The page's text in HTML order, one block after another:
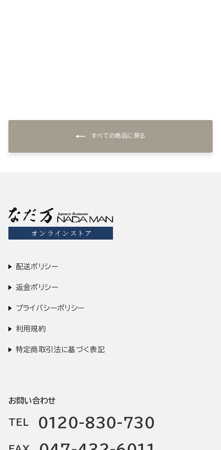
すべての商品に戻る
配送ポリシー
返金ポリシー
プライバシーポリシー
利用規約
特定商取引法に基づく表記
お問い合わせ
TEL 0120-830-730